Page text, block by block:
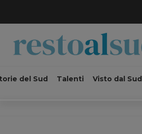
del Sud Talenti Visto dal Sud